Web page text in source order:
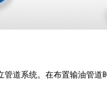
道系统。在布置输油管道